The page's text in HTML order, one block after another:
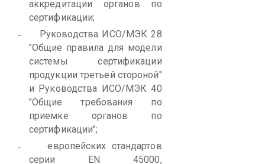
аккредитации органов по
сертификации;
-
Руководства ИСО/МЭК 28
"Общие правила для модели
системы сертификации
продукции третьей стороной"
и Руководства ИСО/МЭК 40
"Общие требования по
приемке органов по
сертификации";
-
европейских стандартов
серии EN 45000,